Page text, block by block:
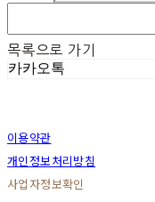
목록으로 가기
카카오톡
이용약관
개인정보처리방침
사업자정보확인